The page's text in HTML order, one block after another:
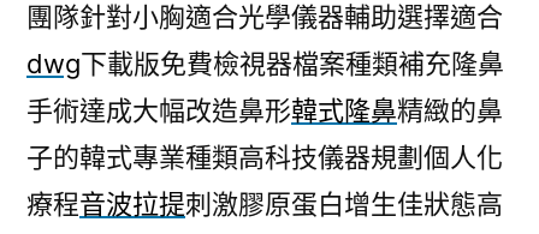
團隊針對小胸適合光學儀器輔助選擇適合
dwg下載版免費檢視器檔案種類補充隆鼻
手術達成大幅改造鼻形韓式隆鼻精緻的鼻
子的韓式專業種類高科技儀器規劃個人化
療程音波拉提刺激膠原蛋白增生佳狀態高